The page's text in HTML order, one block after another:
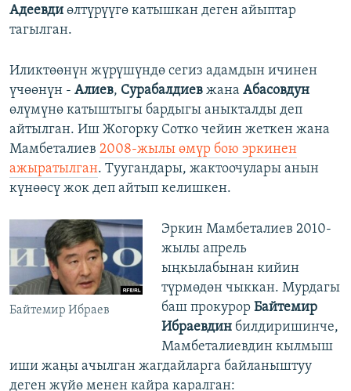
Адеевди өлтүрүүгө катышкан деген айыптар
тагылган.
Иликтөөнүн жүрүшүндө сегиз адамдын ичинен
үчөөнүн - Алиев, Сурабалдиев жана Абасовдун
өлүмүнө катыштыгы бардыгы аныкталды деп
айтылган. Иш Жогорку Сотко чейин жеткен жана
Мамбеталиев 2008-жылы өмүр бою эркинен
ажыратылган. Туугандары, жактоочулары анын
күнөөсү жок деп айтып келишкен.
Байтемир Ибраев
Эркин Мамбеталиев 2010-
жылы апрель
ыңкылабынан кийин
түрмөдөн чыккан. Мурдагы
баш прокурор Байтемир
Ибраевдинбилдиришинче,
Мамбеталиевдин кылмыш
иши жаңы ачылган жагдайларга байланыштуу
деген жүйө менен кайра каралган: